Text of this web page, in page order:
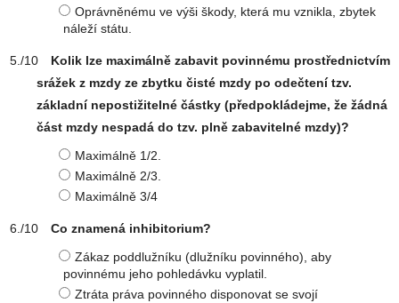
Oprávněnému ve výši škody, která mu vznikla, zbytek
náleží státu.
Kolik lze maximálně zabavit povinnému prostřednictvím
srážek z mzdy ze zbytku čisté mzdy po odečtení tzv.
základní nepostižitelné částky (předpokládejme, že žádná
část mzdy nespadá do tzv. plně zabavitelné mzdy)?
Maximálně 1/2.
Maximálně 2/3.
Maximálně 3/4
Co znamená inhibitorium?
Zákaz poddlužníku (dlužníku povinného), aby
povinnému jeho pohledávku vyplatil.
Ztráta práva povinného disponovat se svojí